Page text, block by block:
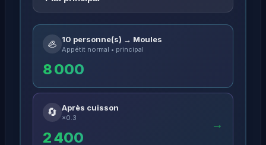
🦪 10 personne(s) → Moules
Appétit normal • principal
8 000
🔄 Après cuisson
×0.3
2 400
→